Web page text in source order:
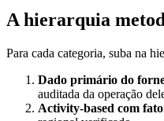
A hierarquia
Para cada categoria, suba na
Dado primário do
auditada da operação
Activity-based com